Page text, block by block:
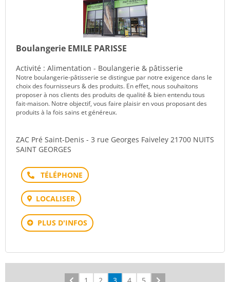
Boulangerie EMILE PARISSE
Activité : Alimentation - Boulangerie & pâtisserie
Notre boulangerie-pâtisserie se distingue par notre exigence dans le
choix des fournisseurs & des produits. En effet, nous souhaitons
proposer à nos clients des produits de qualité & bien entendu tous
fait-maison. Notre objectif, vous faire plaisir en vous proposant des
produits à la fois sains et généreux.
ZAC Pré Saint-Denis - 3 rue Georges Faiveley 21700 NUITS
SAINT GEORGES
Téléphone
LOCALISER
PLUS D'INFOS